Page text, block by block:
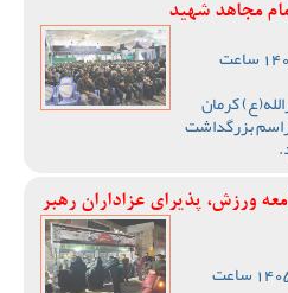
مجاهد شهید
پنج‌شنبه 18 تیر ماه 1405 ساعت
کرمان
بزرگداشت
ورزش، پذیرای عزاداران رهبر
چهارشنبه 17 تیر ماه 1405 ساعت